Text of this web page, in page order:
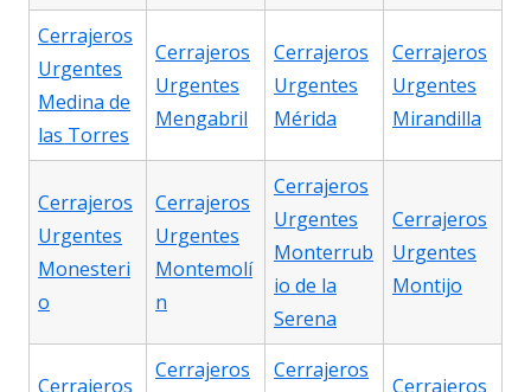
Cerrajeros
Urgentes
Medina de
las Torres
Cerrajeros
Urgentes
Mengabril
Cerrajeros
Urgentes
Mérida
Cerrajeros
Urgentes
Mirandilla
Cerrajeros
Urgentes
Monesteri
o
Cerrajeros
Urgentes
Montemolí
n
Cerrajeros
Urgentes
Monterrub
io de la
Serena
Cerrajeros
Urgentes
Montijo
Cerrajeros
Cerrajeros
Cerrajeros
Cerrajeros